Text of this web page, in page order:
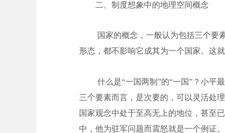
二、制度想象中的地理空间概念
国家的概念，一般认为包括三个要
形态，都不影响它成其为一个国家。这
什么是“一国两制”的“一国”？小平
三个要素而言，是次要的，可以灵活处
国家观念中处于至高无上的地位，甚至
中，他为驻军问题而震怒就是一个例证